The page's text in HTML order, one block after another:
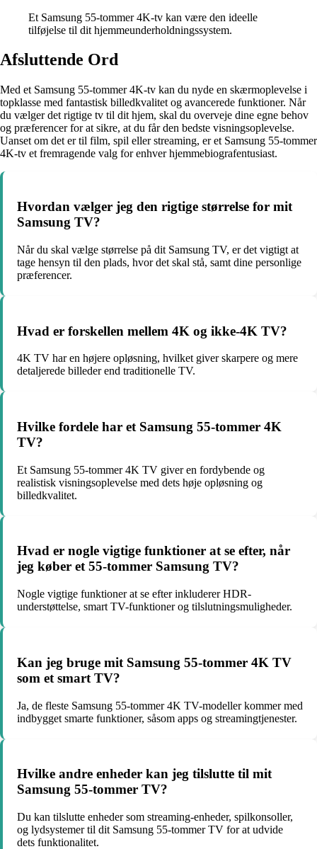
Et Samsung 55-tommer 4K-tv kan være den ideelle
tilføjelse til dit hjemmeunderholdningssystem.
Afsluttende Ord
Med et Samsung 55-tommer 4K-tv kan du nyde en skærmoplevelse i
topklasse med fantastisk billedkvalitet og avancerede funktioner. Når
du vælger det rigtige tv til dit hjem, skal du overveje dine egne behov
og præferencer for at sikre, at du får den bedste visningsoplevelse.
Uanset om det er til film, spil eller streaming, er et Samsung 55-tommer
4K-tv et fremragende valg for enhver hjemmebiografentusiast.
Hvordan vælger jeg den rigtige størrelse for mit
Samsung TV?
Når du skal vælge størrelse på dit Samsung TV, er det vigtigt at
tage hensyn til den plads, hvor det skal stå, samt dine personlige
præferencer.
Hvad er forskellen mellem 4K og ikke-4K TV?
4K TV har en højere opløsning, hvilket giver skarpere og mere
detaljerede billeder end traditionelle TV.
Hvilke fordele har et Samsung 55-tommer 4K
TV?
Et Samsung 55-tommer 4K TV giver en fordybende og
realistisk visningsoplevelse med dets høje opløsning og
billedkvalitet.
Hvad er nogle vigtige funktioner at se efter, når
jeg køber et 55-tommer Samsung TV?
Nogle vigtige funktioner at se efter inkluderer HDR-
understøttelse, smart TV-funktioner og tilslutningsmuligheder.
Kan jeg bruge mit Samsung 55-tommer 4K TV
som et smart TV?
Ja, de fleste Samsung 55-tommer 4K TV-modeller kommer med
indbygget smarte funktioner, såsom apps og streamingtjenester.
Hvilke andre enheder kan jeg tilslutte til mit
Samsung 55-tommer TV?
Du kan tilslutte enheder som streaming-enheder, spilkonsoller,
og lydsystemer til dit Samsung 55-tommer TV for at udvide
dets funktionalitet.